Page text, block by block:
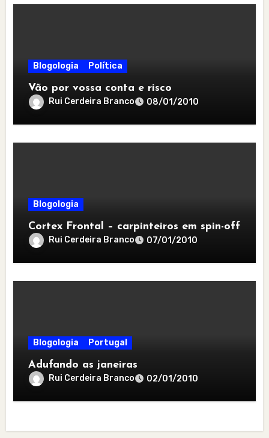
Blogologia Política
Vão por vossa conta e risco
Rui Cerdeira Branco 08/01/2010
Blogologia
Cortex Frontal – carpinteiros em spin-off
Rui Cerdeira Branco 07/01/2010
Blogologia Portugal
Adufando as janeiras
Rui Cerdeira Branco 02/01/2010